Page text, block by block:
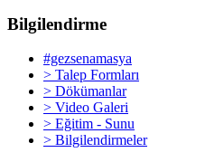
Bilgilendirme
#gezsenamasya
> Talep Formları
> Dökümanlar
> Video Galeri
> Eğitim - Sunu
> Bilgilendirmeler